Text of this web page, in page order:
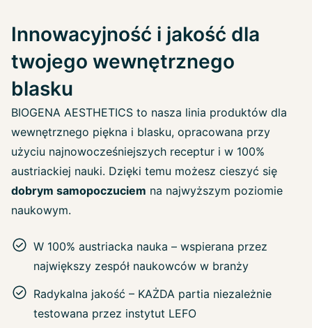
Innowacyjność i jakość dla
twojego wewnętrznego
blasku
BIOGENA AESTHETICS to nasza linia produktów dla
wewnętrznego piękna i blasku, opracowana przy
użyciu najnowocześniejszych receptur i w 100%
austriackiej nauki. Dzięki temu możesz cieszyć się
dobrym samopoczuciem na najwyższym poziomie
naukowym.
W 100% austriacka nauka – wspierana przez
największy zespół naukowców w branży
Radykalna jakość – KAŻDA partia niezależnie
testowana przez instytut LEFO